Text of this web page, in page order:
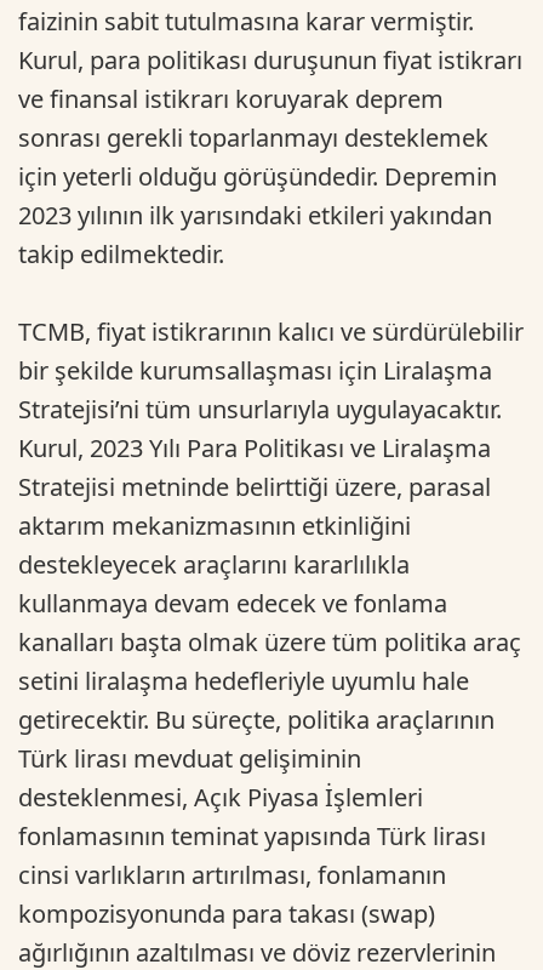
faizinin sabit tutulmasına karar vermiştir.
Kurul, para politikası duruşunun fiyat istikrarı
ve finansal istikrarı koruyarak deprem
sonrası gerekli toparlanmayı desteklemek
için yeterli olduğu görüşündedir. Depremin
2023 yılının ilk yarısındaki etkileri yakından
takip edilmektedir.
TCMB, fiyat istikrarının kalıcı ve sürdürülebilir
bir şekilde kurumsallaşması için Liralaşma
Stratejisi’ni tüm unsurlarıyla uygulayacaktır.
Kurul, 2023 Yılı Para Politikası ve Liralaşma
Stratejisi metninde belirttiği üzere, parasal
aktarım mekanizmasının etkinliğini
destekleyecek araçlarını kararlılıkla
kullanmaya devam edecek ve fonlama
kanalları başta olmak üzere tüm politika araç
setini liralaşma hedefleriyle uyumlu hale
getirecektir. Bu süreçte, politika araçlarının
Türk lirası mevduat gelişiminin
desteklenmesi, Açık Piyasa İşlemleri
fonlamasının teminat yapısında Türk lirası
cinsi varlıkların artırılması, fonlamanın
kompozisyonunda para takası (swap)
ağırlığının azaltılması ve döviz rezervlerinin